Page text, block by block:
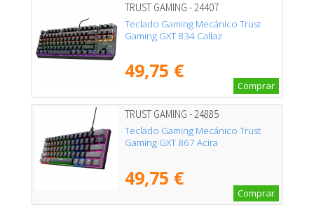
TRUST GAMING - 24407
Teclado Gaming Mecánico Trust
Gaming GXT 834 Callaz
49,75 €
Comprar
TRUST GAMING - 24885
Teclado Gaming Mecánico Trust
Gaming GXT 867 Acira
49,75 €
Comprar